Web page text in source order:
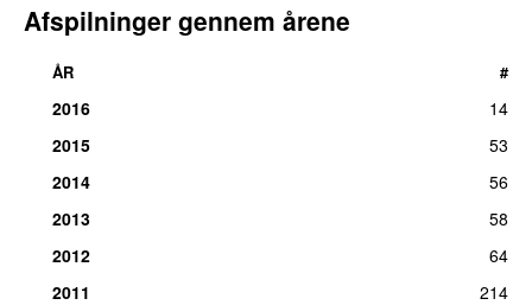
Afspilninger gennem årene
ÅR #
2016
14
2015
53
2014
56
2013
58
2012
64
2011
214